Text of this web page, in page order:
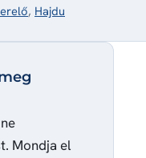
, Hajdu
Mondja el